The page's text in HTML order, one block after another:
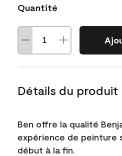
Quantité
Détails du produit
Ben offre la qualité
expérience de peinture
début à la fin.